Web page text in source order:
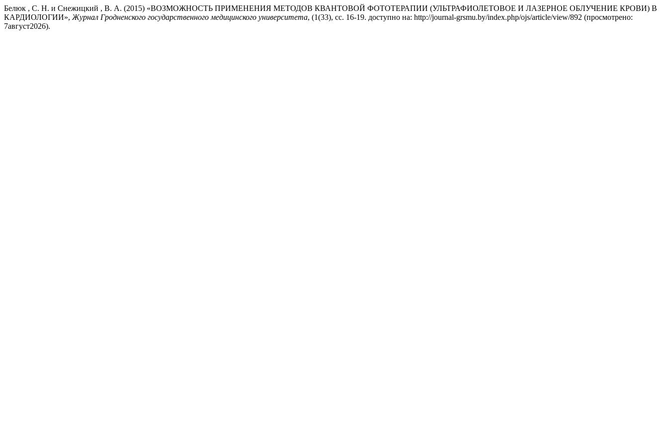
Белюк , С. Н. и Снежицкий , В. А. (2015) «ВОЗМОЖНОСТЬ ПРИМЕНЕНИЯ МЕТОДОВ КВАНТОВОЙ ФОТОТЕРАПИИ (УЛЬТРАФИОЛЕТОВОЕ И ЛАЗЕРНОЕ ОБЛУЧЕНИЕ КРОВИ) В
КАРДИОЛОГИИ», Журнал Гродненского государственного медицинского университета, (1(33), сс. 16-19. доступно на: http://journal-grsmu.by/index.php/ojs/article/view/892 (просмотрено:
7август2026).